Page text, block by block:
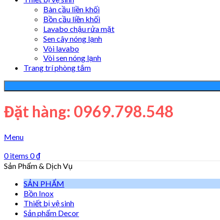
Bàn cầu liền khối
Bồn cầu liền khối
Lavabo chậu rửa mặt
Sen cây nóng lạnh
Vòi lavabo
Vòi sen nóng lạnh
Trang trí phòng tắm
Đặt hàng: 0969.798.548
Menu
0items 0₫
Sản Phẩm & Dịch Vụ
SẢN PHẨM
Bồn Inox
Thiết bị vệ sinh
Sản phẩm Decor